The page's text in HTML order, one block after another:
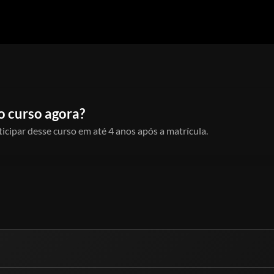
curso agora?
desse curso em até 4 anos após a matrícula.